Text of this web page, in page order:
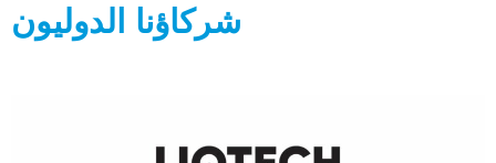
شركاؤنا الدوليون